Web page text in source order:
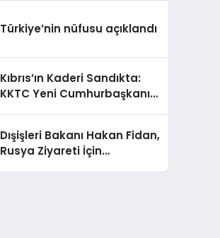
Türkiye’nin nüfusu açıklandı
Kıbrıs’ın Kaderi Sandıkta:
KKTC Yeni Cumhurbaşkanını
Dışişleri Bakanı Hakan Fidan,
Rusya Ziyareti İçin